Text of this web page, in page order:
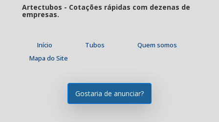
Artectubos - Cotações rápidas com dezenas de
empresas.
Início Tubos
Quem somos
Mapa do Site
Gostaria de anunciar?